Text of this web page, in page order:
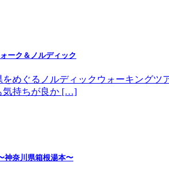
ーク＆ノルディック
めぐるノルディックウォーキング
気持ちが良か […]
神奈川県箱根湯本〜